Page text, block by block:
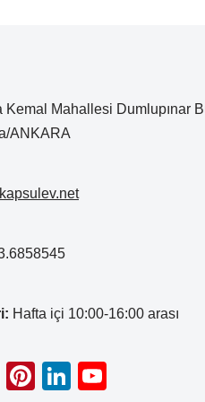
Kemal
Mahallesi Dumlupınar
ANKARA
Hafta içi 10:00-16:00 arası
Ti
Pi
Li